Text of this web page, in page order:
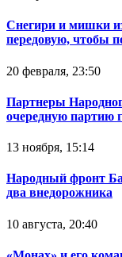
Снегири и мишки
передовую, чтобы
20 февраля, 23:50
Партнеры
очередную партию
13 ноября, 15:14
Народный фронт
два внедорожника
10 августа, 20:40